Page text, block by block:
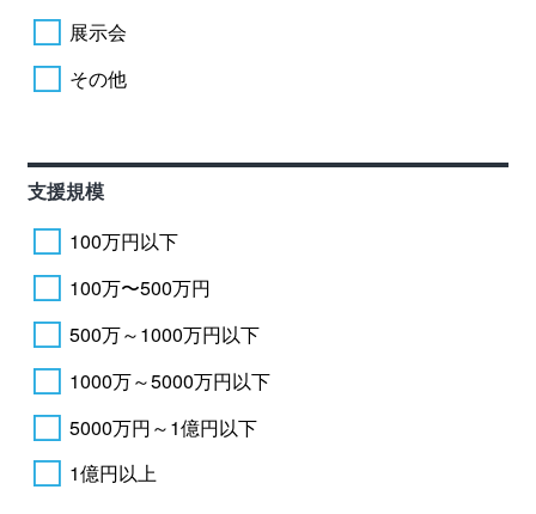
展示会
その他
支援規模
100万円以下
100万〜500万円
500万～1000万円以下
1000万～5000万円以下
5000万円～1億円以下
1億円以上